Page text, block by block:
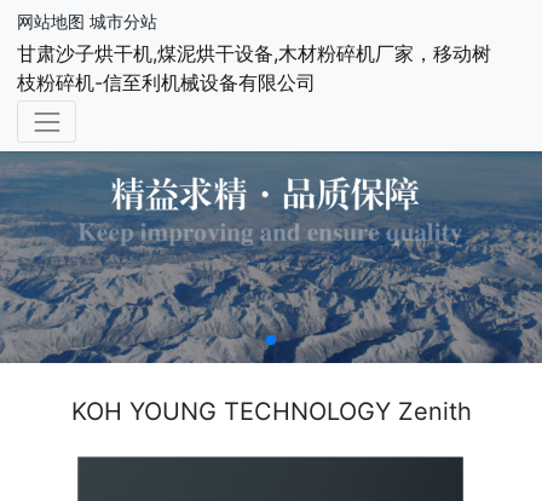
网站地图 城市分站
甘肃沙子烘干机,煤泥烘干设备,木材粉碎机厂家，移动树
枝粉碎机-信至利机械设备有限公司
KOH YOUNG TECHNOLOGY Zenith